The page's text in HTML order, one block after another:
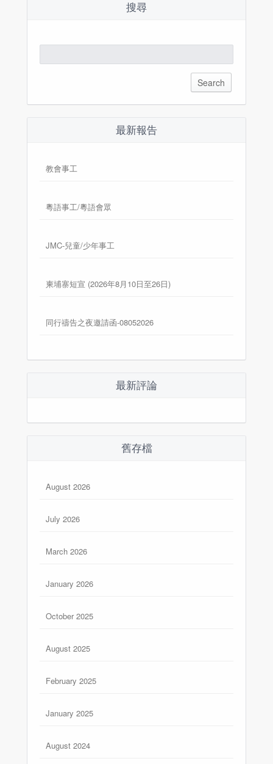
搜尋
for:
最新報告
教會事工
粵語事工/粵語會眾
JMC-兒童/少年事工
柬埔寨短宣 (2026年8月10日至26日)
同行禱告之夜邀請函-08052026
最新評論
舊存檔
August 2026
July 2026
March 2026
January 2026
October 2025
August 2025
February 2025
January 2025
August 2024